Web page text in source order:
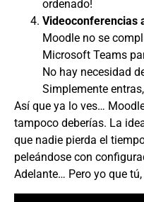
ordenado!
Videoconferencias
Moodle no se
Microsoft Teams
No hay necesidad
Simplemente
Así que ya lo ves…
tampoco deberías. La
que nadie pierda el
peleándose con
Adelante… Pero yo que